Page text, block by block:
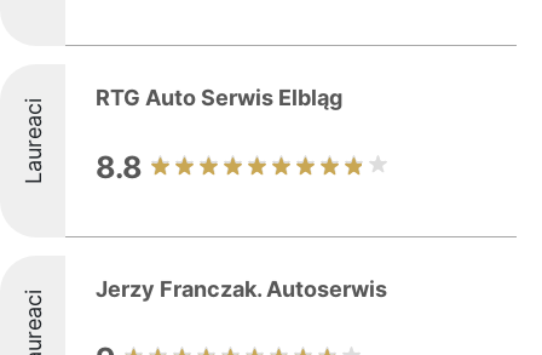
Laureaci RTG Auto Serwis Elbląg
8.8
Laureaci Jerzy Franczak. Autoserwis